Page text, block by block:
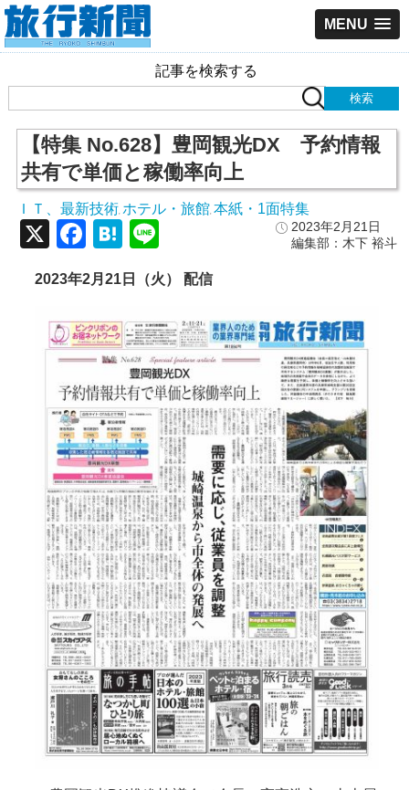
MENU
記事を検索する
【特集 No.628】豊岡観光DX 予約情報
共有で単価と稼働率向上
ＩＴ、最新技術 ホテル・旅館 本紙・1面特集
2023年2月21日
編集部：木下 裕斗
X Facebook
Hatena
2023年2月21日（火） 配信